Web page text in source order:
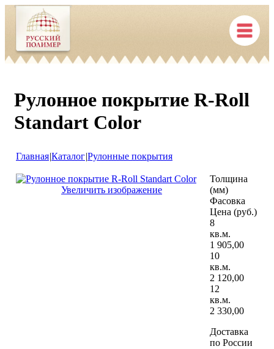
Рулонное покрытие R-Roll
Standart Color
Главная|Каталог|Рулонные покрытия
Увеличить изображение
Толщина
(мм)
Фасовка
Цена (руб.)
8
кв.м.
1 905,00
10
кв.м.
2 120,00
12
кв.м.
2 330,00
Доставка
по России